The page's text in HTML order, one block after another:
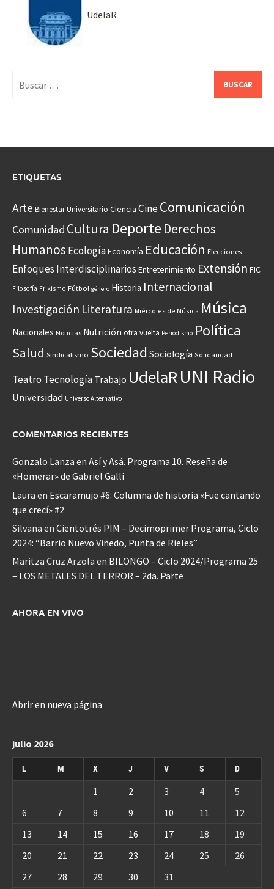
UdelaR
ETIQUETAS
Arte Bienestar Universitario Ciencia CineComunicación
Comunidad Cultura Deporte Derechos
Humanos EcologíaEconomía Educación Elecciones
Enfoques Interdisciplinarios Entretenimiento Extensión FIC
Filosofía Frikismo Fútbol género Historia Internacional
Investigación Literatura Miércoles de Música Música
Nacionales Noticias Nutrición otra vuelta Periodismo Política
Salud Sindicalismo Sociedad Sociología Solidaridad
Teatro Tecnología Trabajo UdelaRUNI Radio
Universidad Universo Alternativo
COMENTARIOS RECIENTES
Gonzalo Lanza en Así y Asá. Programa 10. Reseña de
«Homerar» de Gabriel Galli
Laura en Escaramujo #6: Columna de historia «Fue cantando
que crecí» #2
Silvana en Cientotrés PIM – Decimoprimer Programa, Ciclo
2024: “Barrio Nuevo Viñedo, Punta de Rieles”
Maritza Cruz Arzola en BILONGO – Ciclo 2024/Programa 25
– LOS METALES DEL TERROR – 2da. Parte
AHORA EN VIVO
Abrir en nueva página
julio 2026
L M X J V S D
1 2 3 4
5
6
7 8 9 10 11
12
13
14 15 16 17 18
19
20
21 22 23 24 25
26
27
28 29 30 31